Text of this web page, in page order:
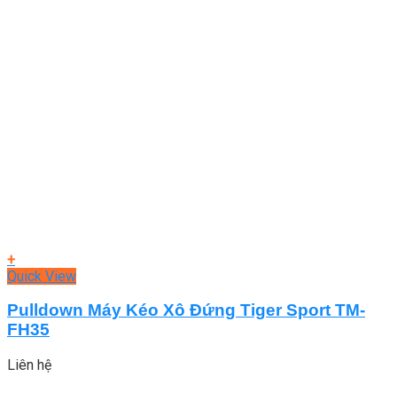
+
Quick View
Pulldown Máy Kéo Xô Đứng Tiger Sport TM-
FH35
Liên hệ